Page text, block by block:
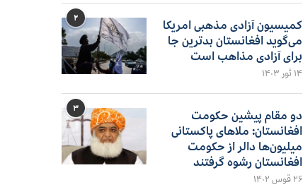
۲
کمیسیون آزادی مذهبی امریکا
می‌گوید افغانستان بدترین جا
برای آزادی مذاهب است
۱۴ ثور ۱۴۰۳
۳
دو مقام پیشین حکومت
افغانستان: ملاهای پاکستانی
میلیون‌ها دالر از حکومت
افغانستان رشوه گرفتند
۲۶ قوس ۱۴۰۲